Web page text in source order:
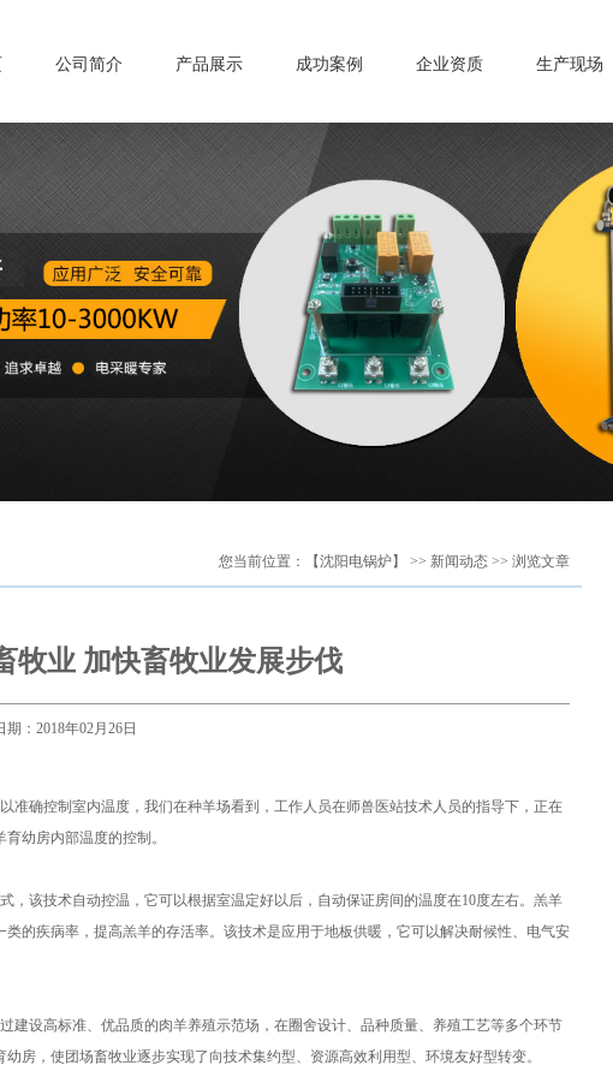
公司简介 产品展示 成功案例 企业资质 生产现场
您当前位置： 【沈阳电锅炉】 >> 新闻动态 >> 浏览文章
牧业 加快畜牧业发展步伐
期：2018年02月26日
确控制室内温度，我们在种羊场看到，工作人员在师兽医站技术人员的指导下，正在
幼房内部温度的控制。
该技术自动控温，它可以根据室温定好以后，自动保证房间的温度在10度左右。羔羊
的疾病率，提高羔羊的存活率。该技术是应用于地板供暖，它可以解决耐候性、电气安
设高标准、优品质的肉羊养殖示范场，在圈舍设计、品种质量、养殖工艺等多个环节
房，使团场畜牧业逐步实现了向技术集约型、资源高效利用型、环境友好型转变。